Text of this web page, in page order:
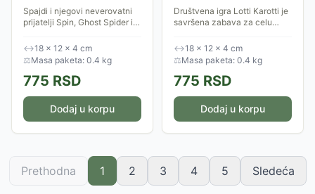
Spajdi i njegovi neverovatni
prijatelji Spin, Ghost Spider i
opkladu! Oni vise vertikalno i,
sa svakim krugom, sve figure
↔18 × 12 × 4 cm
⚖Masa paketa: 0.4 kg
775 RSD
Dodaj u korpu
Društvena igra Lotti Karotti je
savršena zabava za celu
uzbudljiva igra namenjena je
deci uzrasta od 4+ godina, a
može je...
↔18 × 12 × 4 cm
⚖Masa paketa: 0.4 kg
775 RSD
Dodaj u korpu
Prethodna 1 2 3 4 5 Sledeća